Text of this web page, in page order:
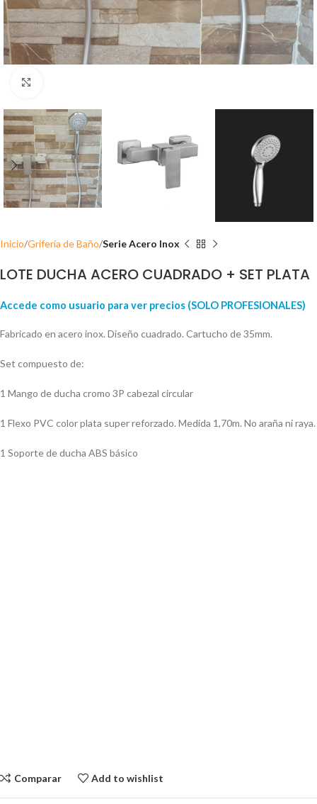
Inicio Grifería de Baño Serie Acero Inox
LOTE DUCHA ACERO CUADRADO + SET PLATA
Accede como usuario para ver precios (SOLO PROFESIONALES)
Fabricado en acero inox. Diseño cuadrado. Cartucho de 35mm.
Set compuesto de:
1 Mango de ducha cromo 3P cabezal circular
1 Flexo PVC color plata super reforzado. Medida 1,70m. No araña ni raya.
1 Soporte de ducha ABS básico
Comparar Add to wishlist